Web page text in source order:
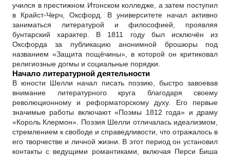
учился в престижном Итонском колледже, а затем поступил
в Крайст-Черч, Оксфорд. В университете начал активно
заниматься литературой и философией, проявляя
бунтарский характер. В 1811 году был исключён из
Оксфорда за публикацию анонимной брошюры под
названием «Защита пощёчины», в которой он критиковал
религиозные догмы и социальные порядки.
Начало литературной деятельности
В юности Шелли начал писать поэзию, быстро завоевав
внимание литературного круга благодаря своему
революционному и реформаторскому духу. Его первые
значимые работы включают «Поэмы 1812 года» и драму
«Король Клермон». Поэзия Шелли отличалась идеализмом,
стремлением к свободе и справедливости, что отражалось в
его творчестве и личной жизни. В этот период он установил
контакты с ведущими романтиками, включая Перси Биша